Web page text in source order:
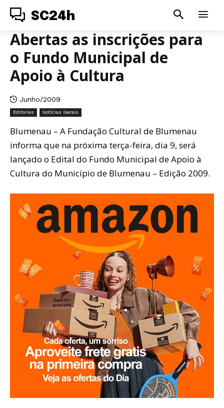
SC24h
Abertas as inscrições para
o Fundo Municipal de
Apoio à Cultura
Junho/2009
Editorias Notícias Gerais
Blumenau – A Fundação Cultural de Blumenau
informa que na próxima terça-feira, dia 9, será
lançado o Edital do Fundo Municipal de Apoio à
Cultura do Município de Blumenau – Edição 2009.